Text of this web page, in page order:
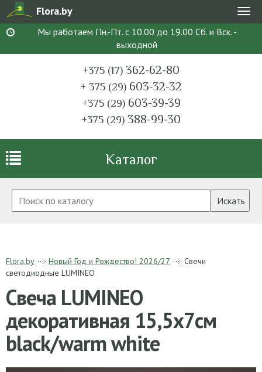
Flora.by
Мы работаем Пн.-Пт. с 10.00 до 19.00 Сб. и Вск. -
выходной
+375 (17) 362-62-80
+ 375 (29) 603-32-32
+375 (29)603-39-39
+375 (29) 388-99-30
Каталог
Искать
Flora.by Новый Год и Рождество! 2026/27
Свечи
светодиодные LUMINEO
Свеча LUMINEO
декоративная 15,5х7см
black/warm white